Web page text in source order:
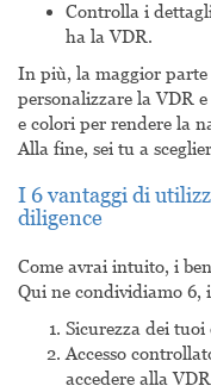
Controlla i
ha la VDR.
In più, la maggior
personalizzare la VDR
e colori per rendere la
Alla fine, sei tu a
I 6 vantaggi di
diligence
Come avrai intuito, i
Qui ne condividiamo
Sicurezza dei
Accesso
accedere alla